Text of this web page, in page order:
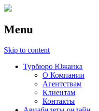
Menu
Skip to content
Турбюро Южанка
О Компании
Агентствам
Клиентам
Контакты